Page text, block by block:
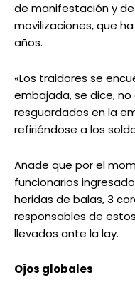
de manifestación y
movilizaciones, que
años.
«Los traidores se
embajada, se dice,
resguardados en la
refiriéndose a los
Añade que por el
funcionarios
heridas de balas, 3
responsables de
llevados ante la lay.
Ojos globales